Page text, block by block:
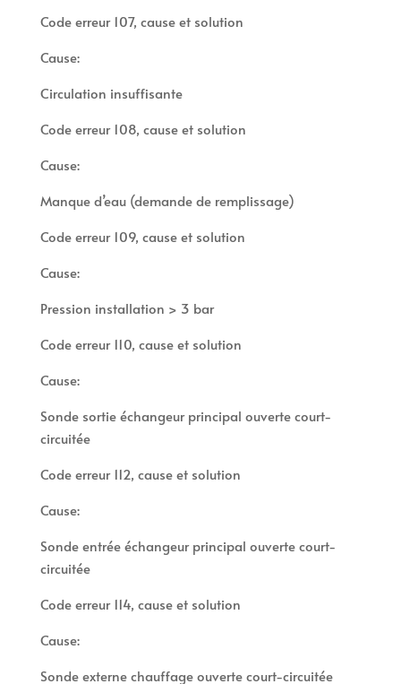
Code erreur 107, cause et solution
Cause:
Circulation insuffisante
Code erreur 108, cause et solution
Cause:
Manque d’eau (demande de remplissage)
Code erreur 109, cause et solution
Cause:
Pression installation > 3 bar
Code erreur 110, cause et solution
Cause:
Sonde sortie échangeur principal ouverte court-
circuitée
Code erreur 112, cause et solution
Cause:
Sonde entrée échangeur principal ouverte court-
circuitée
Code erreur 114, cause et solution
Cause:
Sonde externe chauffage ouverte court-circuitée